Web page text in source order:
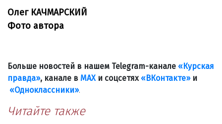
Олег КАЧМАРСКИЙ
Фото автора
Больше новостей в нашем Telegram-канале «Курская
правда», канале в МАХи соцсетях «ВКонтакте»и
«Одноклассники».
Читайте также